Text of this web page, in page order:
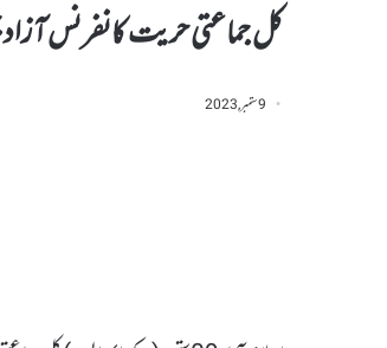
کل جماعتی حریت کانفرنس
9 ستمبر, 2023